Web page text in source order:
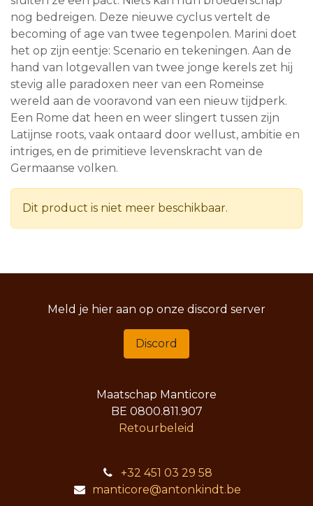
nog bedreigen. Deze nieuwe cyclus vertelt de
becoming of age van twee tegenpolen. Marini doet
het op zijn eentje: Scenario en tekeningen. Aan de
hand van lotgevallen van twee jonge kerels zet hij
stevig alle paradoxen neer van een Romeinse
wereld aan de vooravond van een nieuw tijdperk.
Een Rome dat heen en weer slingert tussen zijn
Latijnse roots, vaak ontaard door wellust, ambitie en
intriges, en de primitieve levenskracht van de
Germaanse volken.
Dit product is niet meer beschikbaar.
Meld je hier aan op onze discord server
Discord
Maatschap Manticore
BE 0800.811.907
Retourbeleid
+32 451 03 29 58
manticore@antonkindt.be